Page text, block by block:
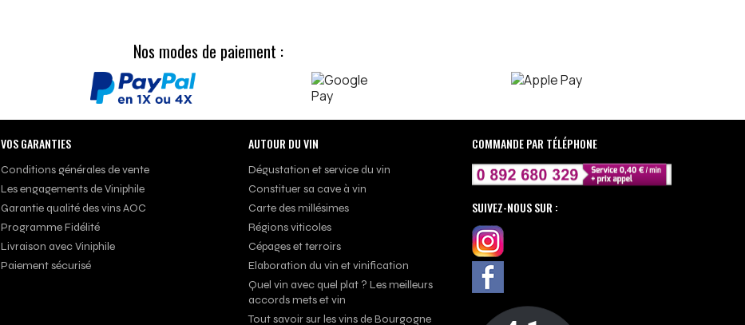
Nos modes de paiement :
VOS GARANTIES
Conditions générales de vente
Les engagements de Viniphile
Garantie qualité des vins AOC
Programme Fidélité
Livraison avec Viniphile
Paiement sécurisé
AUTOUR DU VIN
Dégustation et service du vin
Constituer sa cave à vin
Carte des millésimes
Régions viticoles
Cépages et terroirs
Elaboration du vin et vinification
Quel vin avec quel plat ? Les meilleurs
accords mets et vin
Tout savoir sur les vins de Bourgogne
COMMANDE PAR TÉLÉPHONE
SUIVEZ-NOUS SUR :